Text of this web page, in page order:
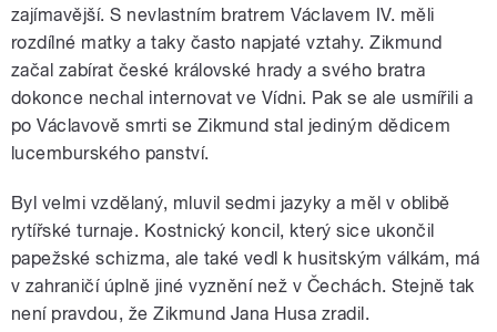
zajímavější. S nevlastním bratrem Václavem IV. měli
rozdílné matky a taky často napjaté vztahy. Zikmund
začal zabírat české královské hrady a svého bratra
dokonce nechal internovat ve Vídni. Pak se ale usmířili a
po Václavově smrti se Zikmund stal jediným dědicem
lucemburského panství.
Byl velmi vzdělaný, mluvil sedmi jazyky a měl v oblibě
rytířské turnaje. Kostnický koncil, který sice ukončil
papežské schizma, ale také vedl k husitským válkám, má
v zahraničí úplně jiné vyznění než v Čechách. Stejně tak
není pravdou, že Zikmund Jana Husa zradil.